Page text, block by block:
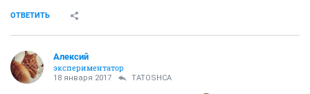
ОТВЕТИТЬ
Алексий
экспериментатор
18 января 2017 TATOSHCA